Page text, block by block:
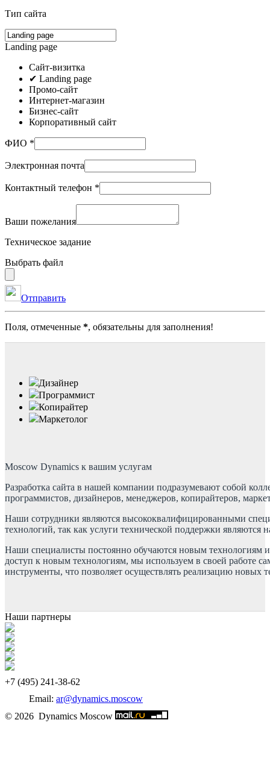
Тип сайта
Landing page
Сайт-визитка
✔ Landing page
Промо-сайт
Интернет-магазин
Бизнес-сайт
Корпоративный сайт
ФИО *
Электронная почта
Контактный телефон *
Ваши пожелания
Техническое задание
Выбрать файл
Отправить
Поля, отмеченные *, обязательны для заполнения!
Дизайнер
Программист
Копирайтер
Маркетолог
Moscow Dynamics к вашим услугам
Разработка сайта в нашей компании подразумевают собой
программистов, дизайнеров, менеджеров, копирайтеров,
Наши сотрудники являются высококвалифицированными
технологий, так как услуги технической поддержки являются
Наши специалисты постоянно обучаются новым технологиям
доступ к новым технологиям, мы используем в своей работе
инструменты, что позволяет осуществлять реализацию новых
Наши партнеры
‎+7 (495) 241-38-62
Email: ar@dynamics.moscow
© 2026 Dynamics Moscow